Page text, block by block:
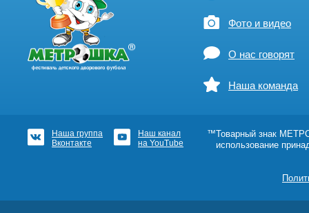
Фото и видео
О нас говорят
Наша команда
Наша группа
Вконтакте
Наш канал
на YouTube
™Товарный знак
использование